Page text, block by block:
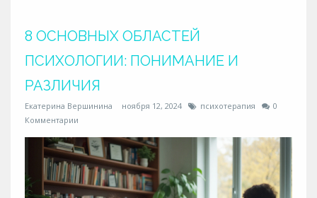
8 ОСНОВНЫХ ОБЛАСТЕЙ
ПСИХОЛОГИИ: ПОНИМАНИЕ И
РАЗЛИЧИЯ
Екатерина Вершинина ноября 12, 2024 психотерапия
0
Комментарии